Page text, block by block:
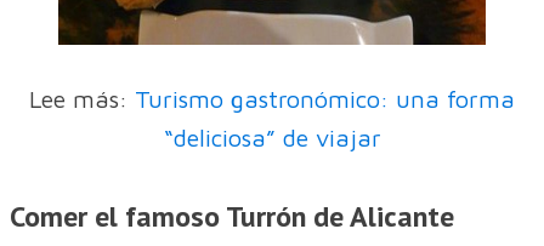
Lee más: Turismo gastronómico: una forma
“deliciosa” de viajar
Comer el famoso Turrón de Alicante